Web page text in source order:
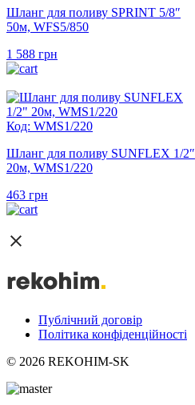
Шланг для поливу SPRINT 5/8″
50м, WFS5/850
1 588 грн
Код: WMS1/220
Шланг для поливу SUNFLEX 1/2″
20м, WMS1/220
463 грн
Публічний договір
Політика конфіденційності
© 2026 REKOHIM-SK